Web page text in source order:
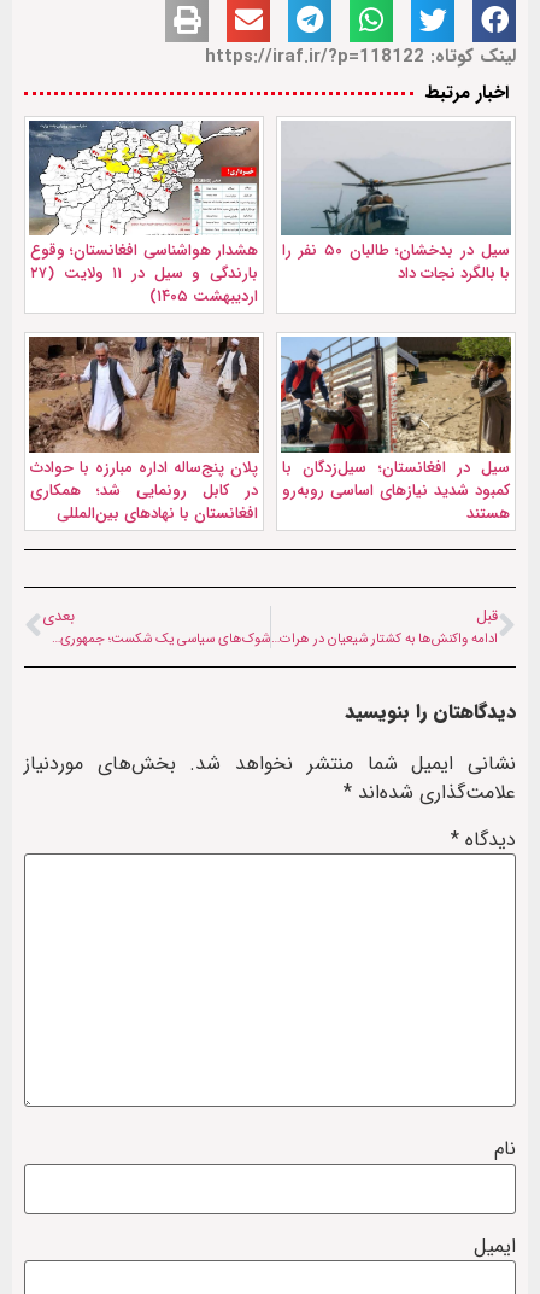
لینک کوتاه: https://iraf.ir/?p=118122
اخبار مرتبط
سیل در بدخشان؛ طالبان ۵۰ نفر را
با بالگرد نجات داد
هشدار هواشناسی افغانستان؛ وقوع
بارندگی و سیل در ۱۱ ولایت (۲۷
اردیبهشت ۱۴۰۵)
سیل در افغانستان؛ سیل‌زدگان با
کمبود شدید نیازهای اساسی روبه‌رو
هستند
پلان پنج‌ساله اداره مبارزه با حوادث
در کابل رونمایی شد؛ همکاری
افغانستان با نهادهای بین‌المللی
قبل
ادامه واکنش‌ها به کشتار شیعیان در هرات: به خاطر باور مذهبی‌شان تیرباران شدند
بعدی
شوک‌های سیاسی یک شکست؛ جمهوری‌خواهان جوان از جنگ با ایران حمایت نمی‌کنند
دیدگاهتان را بنویسید
نشانی ایمیل شما منتشر نخواهد شد. بخش‌های موردنیاز
علامت‌گذاری شده‌اند *
دیدگاه *
نام
ایمیل